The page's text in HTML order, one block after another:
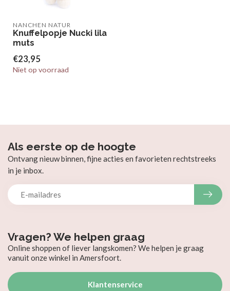
NANCHEN NATUR
Knuffelpopje Nucki lila
muts
€23,95
Niet op voorraad
Vragen? We helpen graag
Online shoppen of liever langskomen? We helpen je graag
vanuit onze winkel in Amersfoort.
Klantenservice
Als eerste op de hoogte
Ontvang nieuw binnen, fijne acties en favorieten rechtstreeks
in je inbox.